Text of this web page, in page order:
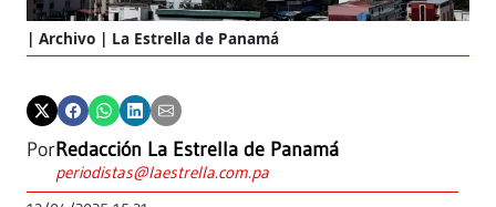
Archivo | La Estrella de Panamá
PorRedacción La Estrella de Panamá
periodistas@laestrella.com.pa